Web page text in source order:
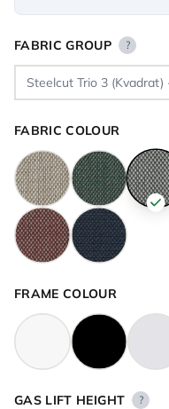
FABRIC GROUP ?
FABRIC COLOUR
FRAME COLOUR
GAS LIFT HEIGHT ?